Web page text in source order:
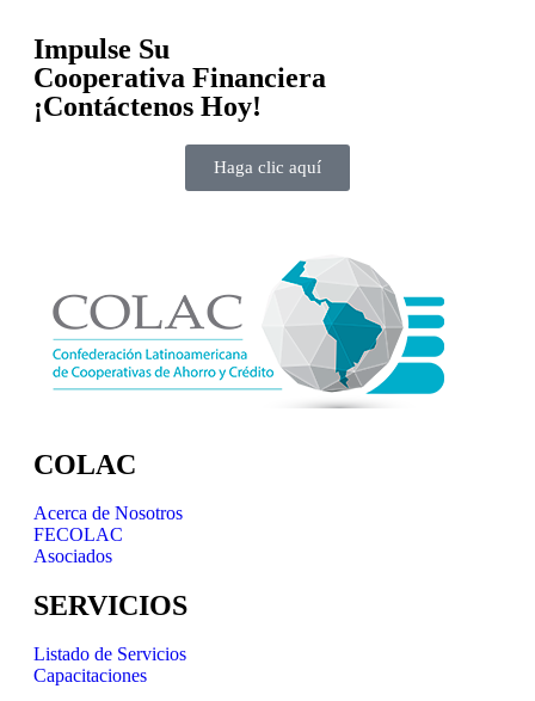
Impulse Su
Cooperativa Financiera
¡Contáctenos Hoy!
Haga clic aquí
COLAC
Acerca de Nosotros
FECOLAC
Asociados
SERVICIOS
Listado de Servicios
Capacitaciones